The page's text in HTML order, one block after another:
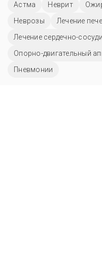
Астма
Неврит
Неврозы
Лечение
Лечение сердечно-
Опорно-двигательный
Пневмонии